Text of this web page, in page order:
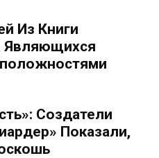
Из Книги
Являющихся
Создатели
Показали,